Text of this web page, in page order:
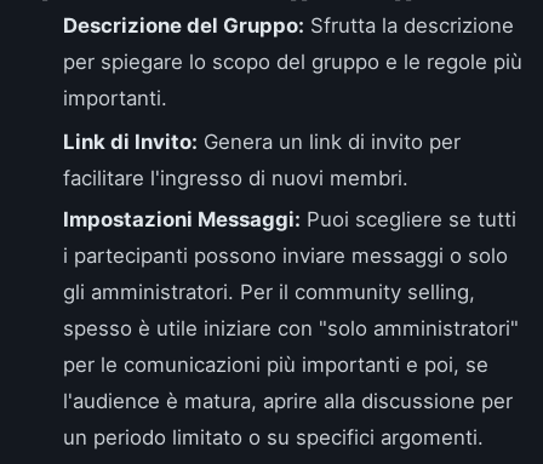
Descrizione del Gruppo: Sfrutta la descrizione
per spiegare lo scopo del gruppo e le regole più
importanti.
Link di Invito: Genera un link di invito per
facilitare l'ingresso di nuovi membri.
Impostazioni Messaggi: Puoi scegliere se tutti
i partecipanti possono inviare messaggi o solo
gli amministratori. Per il community selling,
spesso è utile iniziare con "solo amministratori"
per le comunicazioni più importanti e poi, se
l'audience è matura, aprire alla discussione per
un periodo limitato o su specifici argomenti.